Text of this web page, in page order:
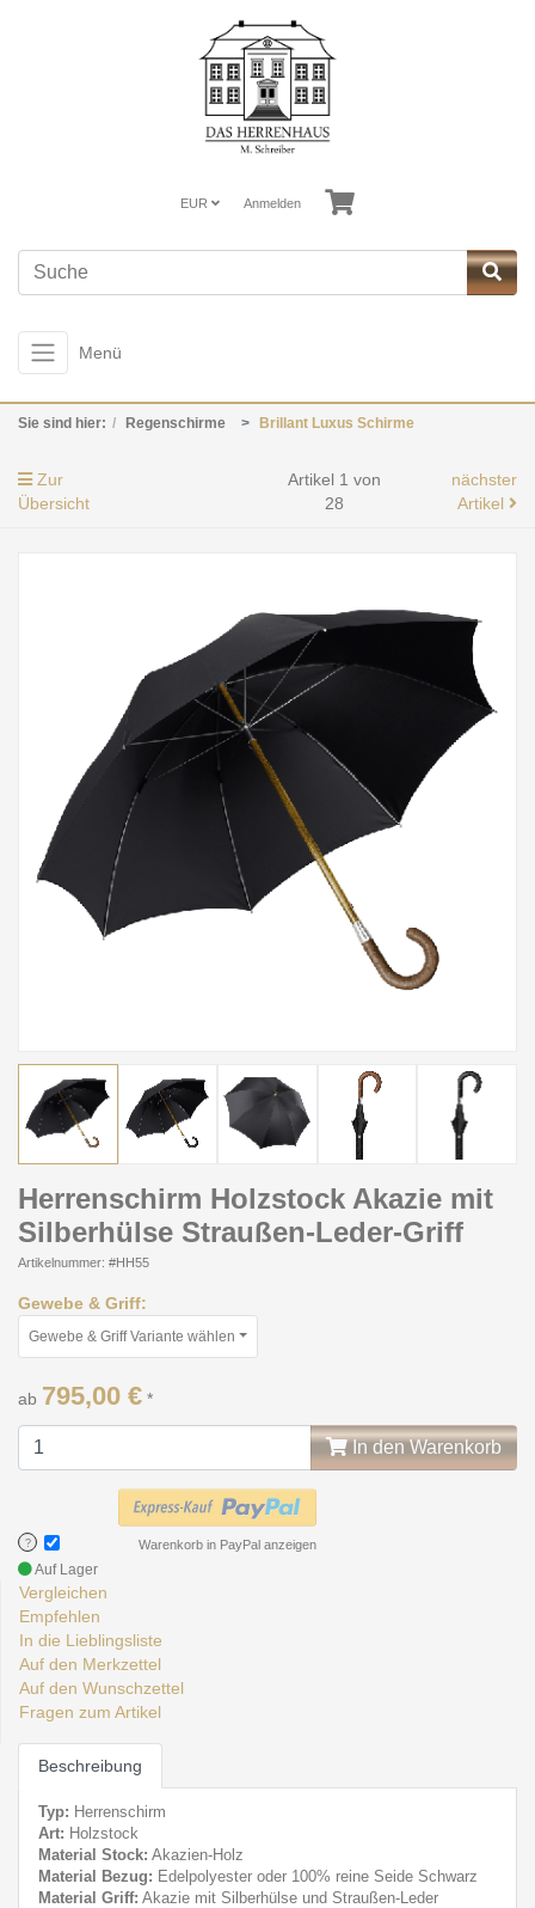
EUR Anmelden
Menü
Sie sind hier: Regenschirme Brillant Luxus Schirme
Zur
Übersicht
Artikel 1 von
28
nächster
Artikel
Herrenschirm Holzstock Akazie mit
Silberhülse Straußen-Leder-Griff
Artikelnummer: #HH55
Gewebe & Griff:
Gewebe & Griff Variante wählen
ab 795,00 € *
In den Warenkorb
? Warenkorb in PayPal anzeigen
Auf Lager
Vergleichen
Empfehlen
In die Lieblingsliste
Auf den Merkzettel
Auf den Wunschzettel
Fragen zum Artikel
Beschreibung
Typ: Herrenschirm
Art: Holzstock
Material Stock: Akazien-Holz
Material Bezug: Edelpolyester oder 100% reine Seide Schwarz
Material Griff: Akazie mit Silberhülse und Straußen-Leder